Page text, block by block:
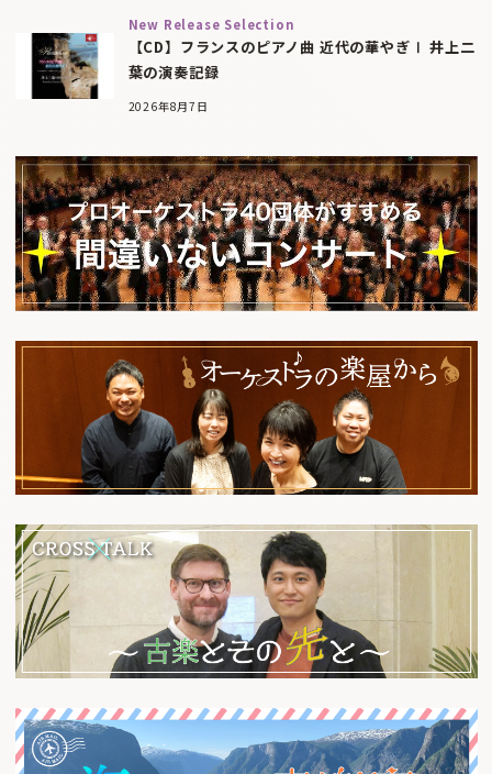
New Release Selection
【CD】フランスのピアノ曲 近代の華やぎⅠ 井上二
葉の演奏記録
2026年8月7日